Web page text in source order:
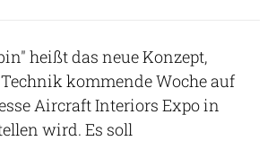
heißt das neue Konzept,
kommende Woche auf
Aircraft Interiors Expo in
wird. Es soll